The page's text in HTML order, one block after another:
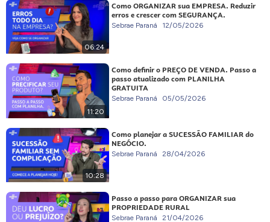
06:24
Como ORGANIZAR sua EMPRESA. Reduzir
erros e crescer com SEGURANÇA.
Sebrae Paraná 12/05/2026
11:20
Como definir o PREÇO DE VENDA. Passo a
passo atualizado com PLANILHA
GRATUITA
Sebrae Paraná 05/05/2026
10:28
Como planejar a SUCESSÃO FAMILIAR do
NEGÓCIO.
Sebrae Paraná 28/04/2026
Passo a passo para ORGANIZAR sua
PROPRIEDADE RURAL
Sebrae Paraná 21/04/2026